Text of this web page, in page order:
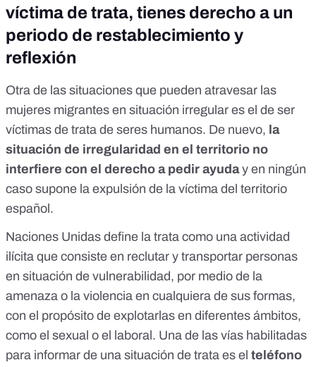
víctima de trata, tienes derecho a un
periodo de restablecimiento y
reflexión
Otra de las situaciones que pueden atravesar las
mujeres migrantes en situación irregular es el de ser
víctimas de trata de seres humanos. De nuevo, la
situación de irregularidad en el territorio no
interfiere con el derecho a pedir ayuday en ningún
caso supone la expulsión de la víctima del territorio
español.
Naciones Unidas define la trata como una actividad
ilícita que consiste en reclutar y transportar personas
en situación de vulnerabilidad, por medio de la
amenaza o la violencia en cualquiera de sus formas,
con el propósito de explotarlas en diferentes ámbitos,
como el sexual o el laboral. Una de las vías habilitadas
para informar de una situación de trata es el teléfono